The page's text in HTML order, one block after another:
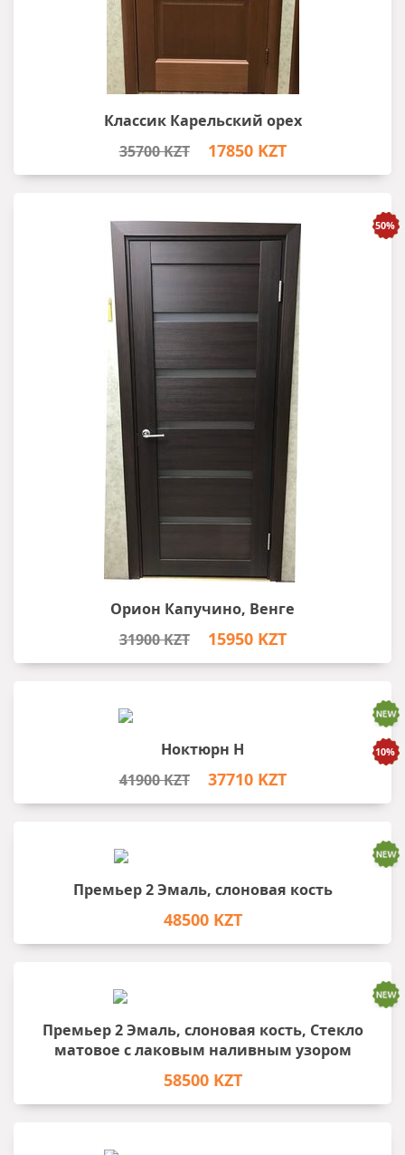
Классик Карельский орех
35700 KZT
17850 KZT
Орион Капучино, Венге
31900 KZT
15950 KZT
Ноктюрн Н
41900 KZT
37710 KZT
Премьер 2 Эмаль, слоновая кость
48500 KZT
Премьер 2 Эмаль, слоновая кость, Стекло
матовое с лаковым наливным узором
58500 KZT